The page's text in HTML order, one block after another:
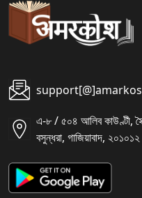
এ-৮ / ৫০৪ আলিব কাউণ্টী,
বসুন্ধরা, গাজিয়াবাদ,